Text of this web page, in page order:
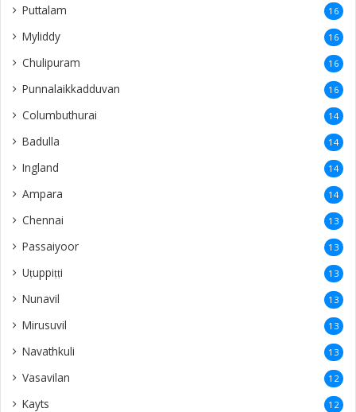
Puttalam 16
Myliddy 16
Chulipuram 16
Punnalaikkadduvan 16
Columbuthurai 14
Badulla 14
Ingland 14
Ampara 14
Chennai 13
Passaiyoor 13
Uṭuppiṭṭi 13
Nunavil 13
Mirusuvil 13
Navathkuli 13
Vasavilan 12
Kayts 12